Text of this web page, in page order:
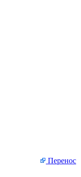
Перенос